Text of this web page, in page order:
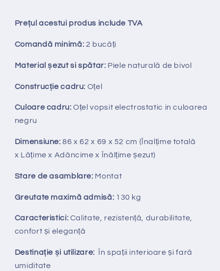
Prețul acestui produs include TVA
Comandă minimă: 2 bucăți
Material șezut si spătar: Piele naturală de bivol
Construcție cadru: Oțel
Culoare cadru: Oțel vopsit electrostatic in culoarea
negru
Dimensiune: 86 x 62 x 69 x 52 cm (Înalțime totală
x Lățime x Adâncime x Înălțime șezut)
Stare de asamblare: Montat
Greutate maximă admisă: 130 kg
Caracteristici: Calitate, rezistență, durabilitate,
confort și eleganță
Destinație și utilizare: În spații interioare și fară
umiditate